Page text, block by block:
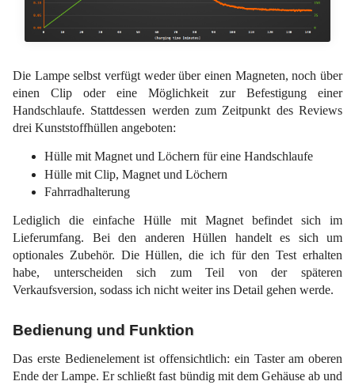
Die Lampe selbst verfügt weder über einen Magneten, noch über
einen Clip oder eine Möglichkeit zur Befestigung einer
Handschlaufe. Stattdessen werden zum Zeitpunkt des Reviews
drei Kunststoffhüllen angeboten:
Hülle mit Magnet und Löchern für eine Handschlaufe
Hülle mit Clip, Magnet und Löchern
Fahrradhalterung
Lediglich die einfache Hülle mit Magnet befindet sich im
Lieferumfang. Bei den anderen Hüllen handelt es sich um
optionales Zubehör. Die Hüllen, die ich für den Test erhalten
habe, unterscheiden sich zum Teil von der späteren
Verkaufsversion, sodass ich nicht weiter ins Detail gehen werde.
Bedienung und Funktion
Das erste Bedienelement ist offensichtlich: ein Taster am oberen
Ende der Lampe. Er schließt fast bündig mit dem Gehäuse ab und